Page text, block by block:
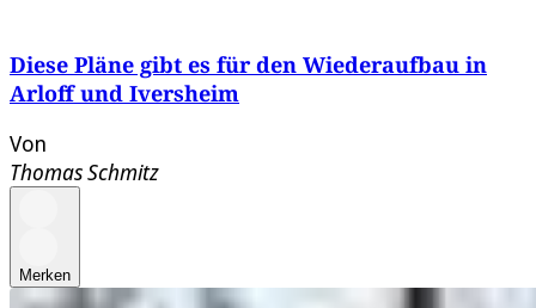
Diese Pläne gibt es für den Wiederaufbau in
Arloff und Iversheim
Von
Thomas Schmitz
Merken